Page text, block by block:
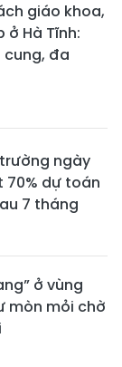
giáo khoa,
Hà Tĩnh:
đa
ngày
70% dự toán
7 tháng
ở vùng
mòn mỏi chờ